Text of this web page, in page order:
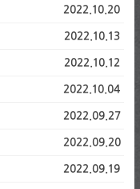
2022.10.20
2022.10.13
2022.10.12
2022.10.04
2022.09.27
2022.09.20
2022.09.19